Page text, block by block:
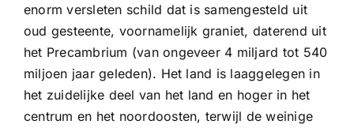
enorm versleten schild dat is samengesteld uit
oud gesteente, voornamelijk graniet, daterend uit
het Precambrium (van ongeveer 4 miljard tot 540
miljoen jaar geleden). Het land is laaggelegen in
het zuidelijke deel van het land en hoger in het
centrum en het noordoosten, terwijl de weinige